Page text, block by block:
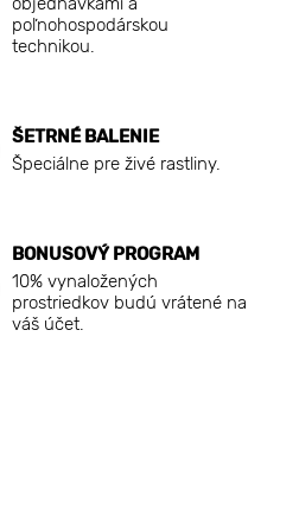
poľnohospodárskou
technikou.
ŠETRNÉ BALENIE
Špeciálne pre živé rastliny.
BONUSOVÝ PROGRAM
10% vynaložených
prostriedkov budú vrátené na
váš účet.